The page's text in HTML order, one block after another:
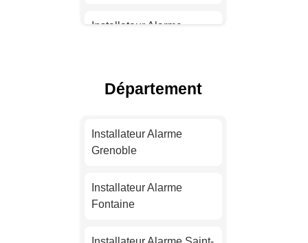
Installateur Alarme
Installateur Alarme Nice
Nantes
Strasbourg
Montpellier
Département
Installateur Alarme
Grenoble
Installateur Alarme
Fontaine